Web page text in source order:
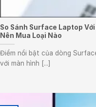
So Sánh Surface Laptop
Nên Mua Loại Nào
Điểm nổi bật của dòng
với màn hình [...]